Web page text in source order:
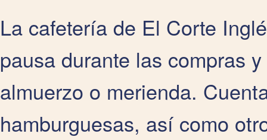
La cafetería de El Corte
pausa durante las compras
almuerzo o merienda.
hamburguesas, así como